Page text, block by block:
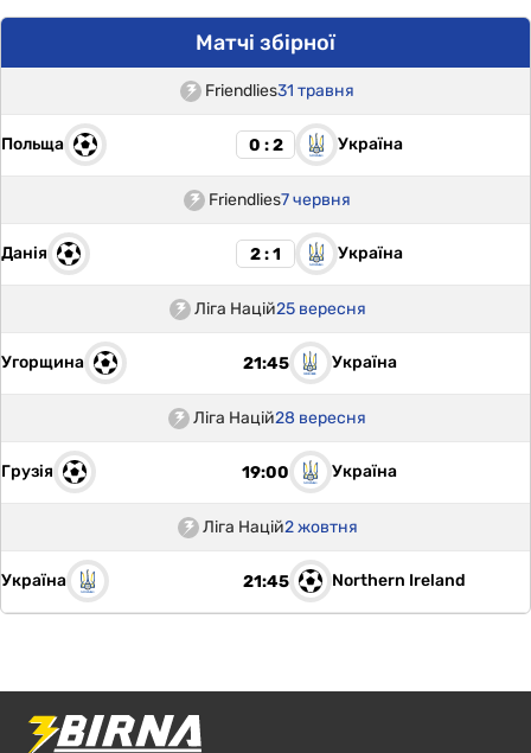
Матчі збірної
Friendlies31 травня
Польща 0 : 2 Україна
Friendlies7 червня
Данія 2 : 1 Україна
Ліга Націй25 вересня
Угорщина 21:45 Україна
Ліга Націй28 вересня
Грузія 19:00 Україна
Ліга Націй2 жовтня
Україна 21:45 Northern Ireland